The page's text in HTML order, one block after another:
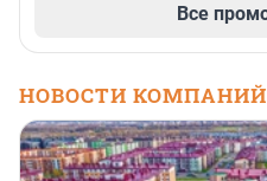
Все
НОВОСТИ КОМПАНИЙ